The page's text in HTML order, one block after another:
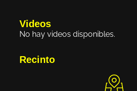
Videos
No hay videos disponibles.
Recinto